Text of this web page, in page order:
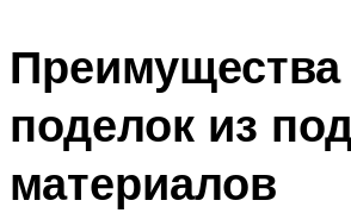
Преимущества
поделок из
материалов